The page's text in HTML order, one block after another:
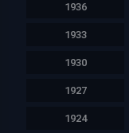
1936
1933
1930
1927
1924